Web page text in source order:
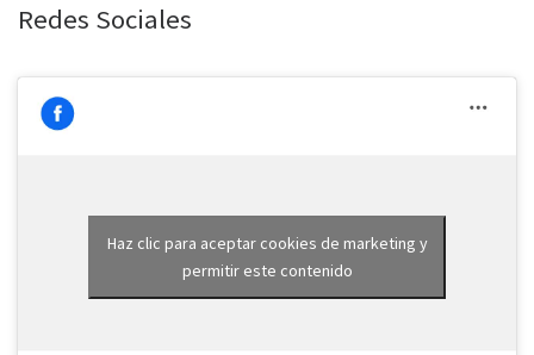
Redes Sociales
Haz clic para aceptar cookies de marketing y
permitir este contenido